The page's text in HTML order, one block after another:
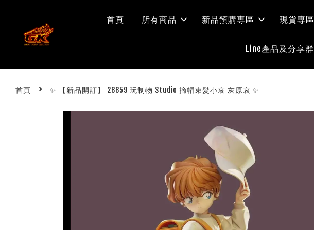
首頁 所有商品 新品預購専區 現貨専區
Line產品及分享群
首頁 › ✨ 【新品開訂】 28859 玩制物 Studio 摘帽束髮小哀 灰原哀 ✨